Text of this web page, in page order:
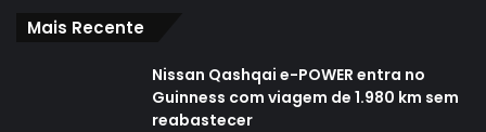
Mais Recente
Nissan Qashqai e-POWER entra no
Guinness com viagem de 1.980 km sem
reabastecer